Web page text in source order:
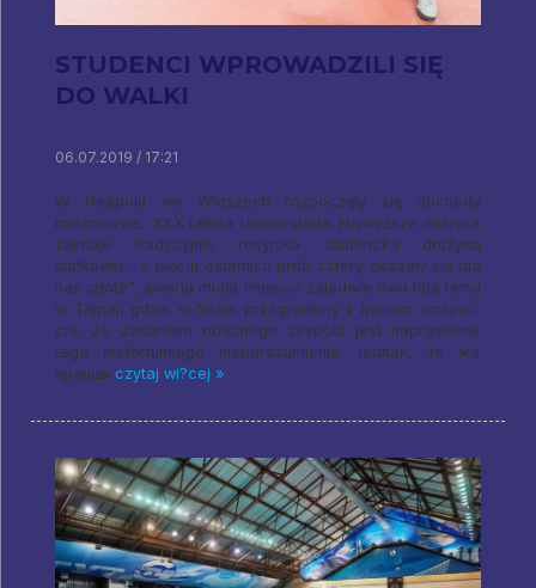
STUDENCI WPROWADZILI SIĘ
DO WALKI
06.07.2019 / 17:21
W Neapolu we Włoszech rozpoczęły się obchody
rocznicowe, XXX Letnia Uniwersjada. Najwyższe miejsca
zajmuje tradycyjnie rosyjska studencka drużyna
siatkówki – z pięciu ostatnich prób cztery okazały się dla
nas „złote”, awaria miała miejsce zaledwie dwa lata temu
w Tajpej, gdzie w finale przegraliśmy z Iranem. oczywi?
cie, że zadaniem obecnego zespołu jest naprawienie
tego niefortunnego nieporozumienia. jednak, те же
иранцы czytaj wi?cej »